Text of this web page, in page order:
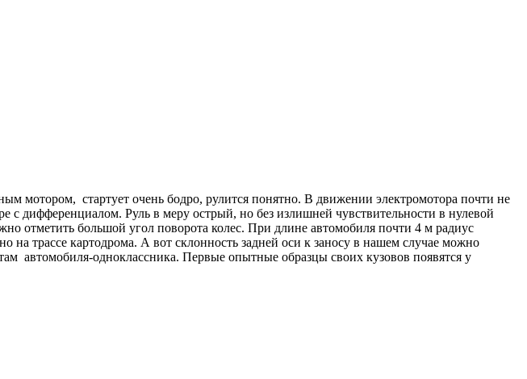
мотором, стартует очень бодро, рулится понятно. В движении электромотора почти не
с дифференциалом. Руль в меру острый, но без излишней чувствительности в нулевой
отметить большой угол поворота колес. При длине автомобиля почти 4 м радиус
на трассе картодрома. А вот склонность задней оси к заносу в нашем случае можно
автомобиля-одноклассника. Первые опытные образцы своих кузовов появятся у